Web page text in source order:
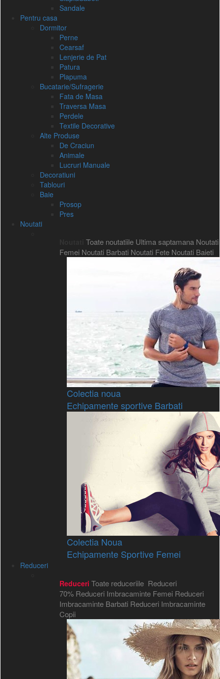
Sandale
Pentru casa
Dormitor
Perne
Cearsaf
Lenjerie de Pat
Patura
Plapuma
Bucatarie/Sufragerie
Fata de Masa
Traversa Masa
Perdele
Textile Decorative
Alte Produse
De Craciun
Animale
Lucruri Manuale
Decoratiuni
Tablouri
Baie
Prosop
Pres
Noutati
Toate noutatiile Ultima saptamana Noutati
Femei Noutati Barbati Noutati Fete Noutati Baieti
Colectia noua
Echipamente sportive Barbati
Colectia Noua
Echipamente Sportive Femei
Reduceri
Reduceri Toate reduceriile Reduceri
70% Reduceri Imbracaminte Femei Reduceri
Imbracaminte Barbati Reduceri Imbracaminte
Copii